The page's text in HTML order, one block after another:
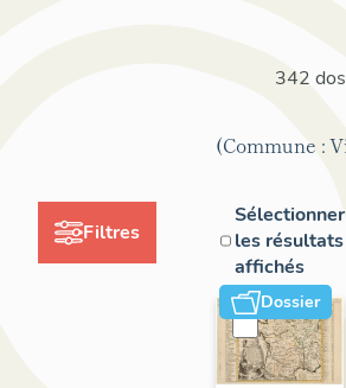
Filtres
342
(Commune :
Sélectionner
les résultats
affichés
Dossier